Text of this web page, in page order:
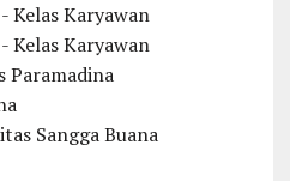
Kelas Karyawan
Kelas Karyawan
Paramadina
Sangga Buana